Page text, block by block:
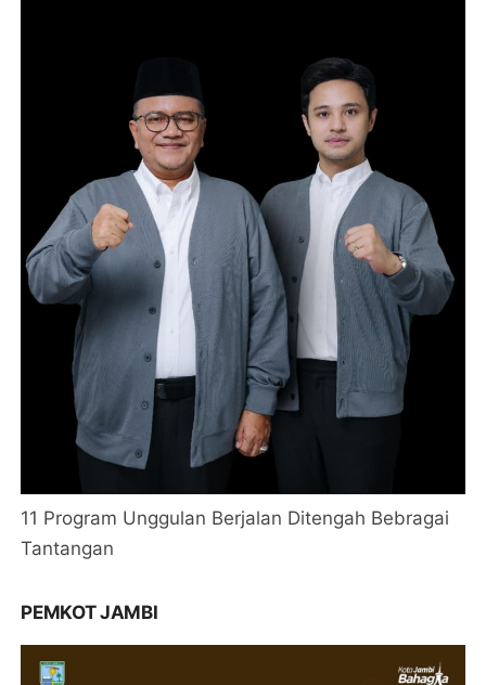
11 Program Unggulan Berjalan Ditengah Bebragai
Tantangan
PEMKOT JAMBI